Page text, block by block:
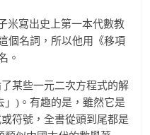
米寫出史上第一本代數教
個名詞，所以他用《移項
。
某些一元二次方程式的解
」)。有趣的是，雖然它是
符號，全書從頭到尾都是